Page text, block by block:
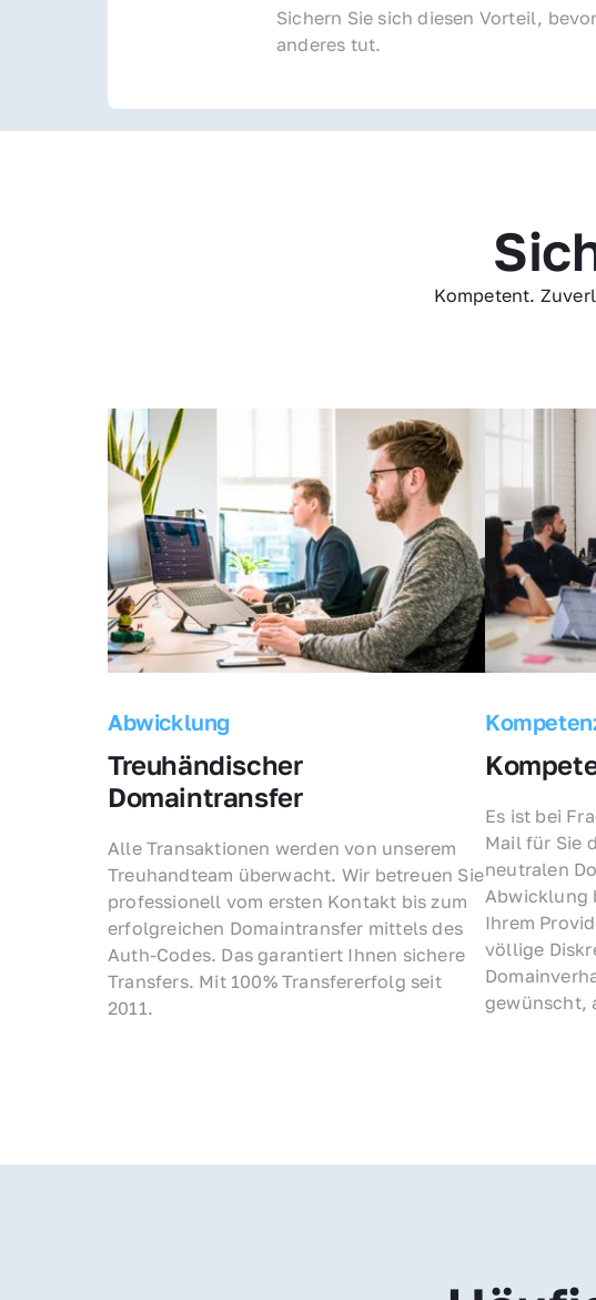
Sichern Sie sich diesen Vorteil,
anderes tut.
Kompetent.
Abwicklung
Treuhändischer
Domaintransfer
Alle Transaktionen werden von unserem
Treuhandteam überwacht. Wir betreuen Sie
professionell vom ersten Kontakt bis zum
erfolgreichen Domaintransfer mittels des
Auth-Codes. Das garantiert Ihnen sichere
Transfers. Mit 100% Transfererfolg seit
2011.
Es ist bei
Mail für Sie
neutralen
Abwicklung
Ihrem
völlige
gewünscht,